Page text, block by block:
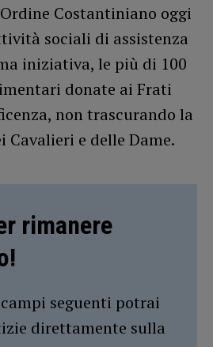
Costantiniano oggi
sociali di assistenza
iniziativa, le più di 100
donate ai Frati
non trascurando la
e delle Dame.
rimanere
seguenti potrai
direttamente sulla